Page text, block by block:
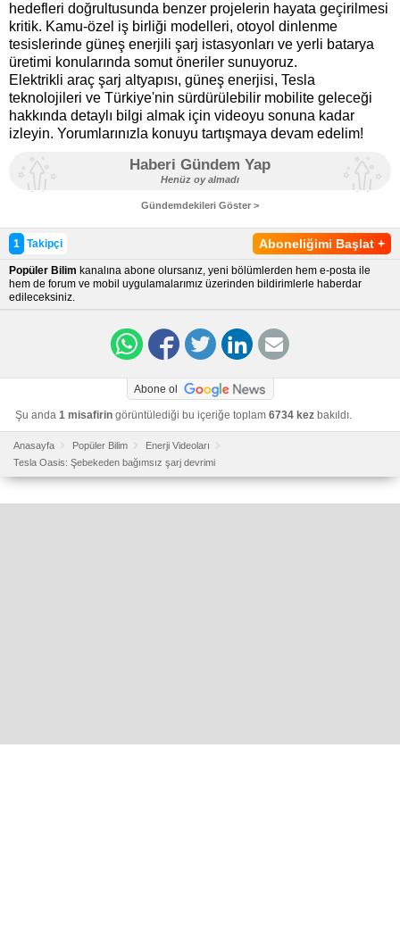
hedefleri doğrultusunda benzer projelerin hayata geçirilmesi
kritik. Kamu-özel iş birliği modelleri, otoyol dinlenme
tesislerinde güneş enerjili şarj istasyonları ve yerli batarya
üretimi konularında somut öneriler sunuyoruz.
Elektrikli araç şarj altyapısı, güneş enerjisi, Tesla
teknolojileri ve Türkiye'nin sürdürülebilir mobilite geleceği
hakkında detaylı bilgi almak için videoyu sonuna kadar
izleyin. Yorumlarınızla konuyu tartışmaya devam edelim!
Haberi Gündem Yap
Henüz oy almadı
Gündemdekileri Göster >
Aboneliğimi Başlat +
1 Takipçi
Popüler Bilim kanalına abone olursanız, yeni bölümlerden hem e-posta ile
hem de forum ve mobil uygulamalarımız üzerinden bildirimlerle haberdar
edileceksiniz.
Abone ol
Şu anda 1 misafirin görüntülediği bu içeriğe toplam 6734 kez bakıldı.
Anasayfa Popüler Bilim
Enerji Videoları
Tesla Oasis: Şebekeden bağımsız şarj devrimi